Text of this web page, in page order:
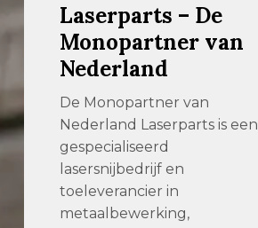
Laserparts – De
Monopartner van
Nederland
De Monopartner van
Nederland Laserparts is een
gespecialiseerd
lasersnijbedrijf en
toeleverancier in
metaalbewerking,